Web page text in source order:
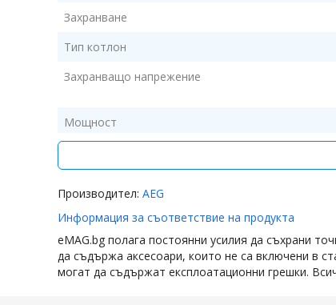
Дълготраен въглероден филтър. Може да се
почиства и използва многократно.
Филтърът за мазнини и дълготрайният
се почистват лесно в съдомиялна машина, така
във вашата кухня ще остане чист, а
Захранване
Тип котлон
Захранващо напрежение
Мощност
Клас на енергийна ефективност
Материал
Функции
Производител: AEG
Информация за съответствие на продукта
eMAG.bg полага постоянни усилия да съхрани
да съдържа аксесоари, които не са включени в
могат да съдържат експлоатационни грешки.